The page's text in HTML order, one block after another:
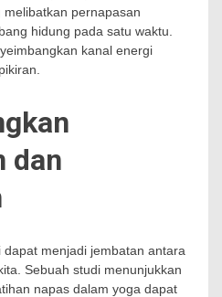
pernapasan
hidung pada satu waktu.
kanal energi
dan
menjadi jembatan antara
Sebuah studi menunjukkan
napas dalam yoga dapat